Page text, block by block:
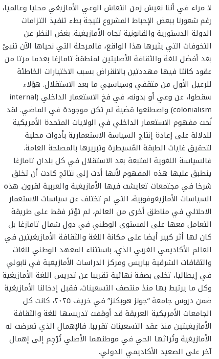
لا مراء في أننا نعيش زمن انتعاش الوعي الأمازيغي محليا وعالميا،
رغم شعورنا ببعض الإحباط المشروع نتيجة بطء تنفيذ التزامات
الدولة الدستورية والقانونية تجاه الأمازيغية. بغض النظر عن
التخوفات التي يثيرها هذا الواقع، فالمرحلة التي نحياها الآن تنبئ
بغد أفضل للغة والثقافة الأصليتين لمنطقة تامازغا بعدما مرتا من
عقود كانتا فيها مهددتين بالانقراض بسبب الاختيارات الخاطئة
للرعيل الأول من مثقفي وسياسيي ما بعد الاستقلال. هؤلاء
سقطوا، عن وعي أو بدونه، في فخ الاستعمار الداخلي (internal
colonialism) واصطنعوا قضية لم تكن موجودة في الماضي. لقد
نُحت مفهوم الاستعمار الداخلي في الولايات المتحدة الأمريكية
للدلالة على إعادة إنتاج السياسة الاستعمارية بأدوات محلية
لتحقيق غايات الطبقة المُسيطرة وتبريرها بالمصلحة العامة.
فالسياسة اللغوية المتبعة بعد الاستقلال في كل بلدان تامازغا
ينطبق عليها هذه المفهوم لأنها أدت إلى نتائج كادت أن تخلق
شرخا في مجتمعات تعايشت فيها الأمازيغية والعربية لقرون. هذه
السياسات الأمازيغوفوبية، التي لم تختلف عن سياسات الاستعمار
الاحلالي في مناطق أخرى من العالم، لم تؤثر فقط على طريقة
التعامل معها على المستوى الوطني في دول شمال تامازغا بل
كان لها أثر كبير أيضا على مكانة اللغة والثقافة الأمازيغيتين في
العالم الأكاديمي الغربي الذي، باستثناء المعهد الوطني للغات
والثقافات الشرقية بباريس ومركز الدراسات الأمازيغية في نابولي
في إيطاليا، تخلى بصفة نهائية تقريبا عن تدريس اللغة الأمازيغية
وكل ما يرتبط بها منذ منتصف التسعينات. فقبل إدخالنا الأمازيغية
ضمن دروس جامعة “جونز هوبكنز” في خريف ٢٠٢٥، كانت كل
الجامعات الأمريكية العريقة قد أوقفت تدريسها للغة والثقافة
الأمازيغيتين منذ عقد التسعينات تقريبا. فالإهمال الذي تعرضت له
الأمازيغية وتُراثها الحي في موطنهما الأصلي تُرْجِم إلى إهمال
آخر على الصعيد الأكاديمي الدولي.